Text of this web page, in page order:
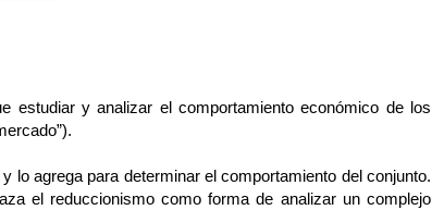
estudiar y analizar el comportamiento económico de los
lo agrega para determinar el comportamiento del conjunto.
el reduccionismo como forma de analizar un complejo